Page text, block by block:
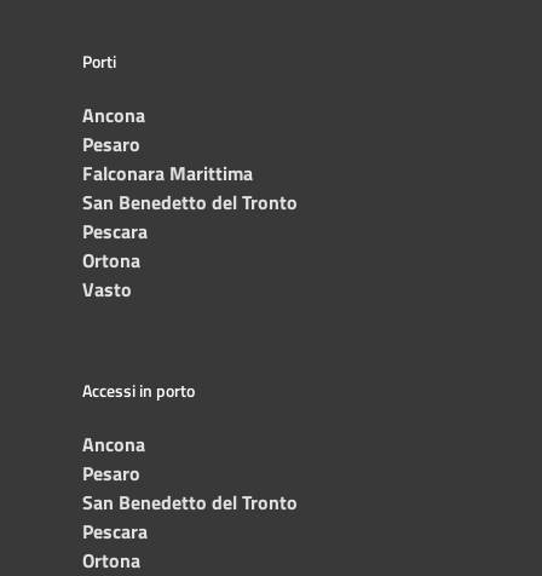
Porti
Ancona
Pesaro
Falconara Marittima
San Benedetto del Tronto
Pescara
Ortona
Vasto
Accessi in porto
Ancona
Pesaro
San Benedetto del Tronto
Pescara
Ortona